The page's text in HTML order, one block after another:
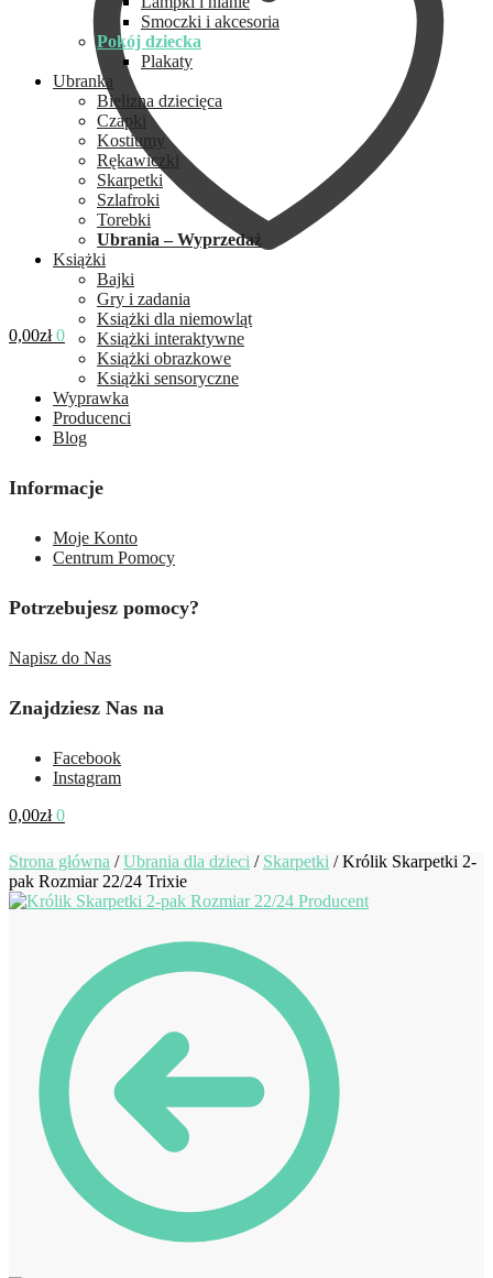
0,00zł 0
Smoczki i akcesoria
Pokój dziecka
Plakaty
Ubranka
Bielizna dziecięca
Czapki
Kostiumy
Rękawiczki
Skarpetki
Szlafroki
Torebki
Ubrania – Wyprzedaż
Książki
Bajki
Gry i zadania
Książki dla niemowląt
Książki interaktywne
Książki obrazkowe
Książki sensoryczne
Wyprawka
Producenci
Blog
Informacje
Moje Konto
Centrum Pomocy
Potrzebujesz pomocy?
Napisz do Nas
Znajdziesz Nas na
Facebook
Instagram
0,00zł 0
Strona główna /Ubrania dla dzieci / Skarpetki /Królik Skarpetki 2-
pak Rozmiar 22/24 Trixie